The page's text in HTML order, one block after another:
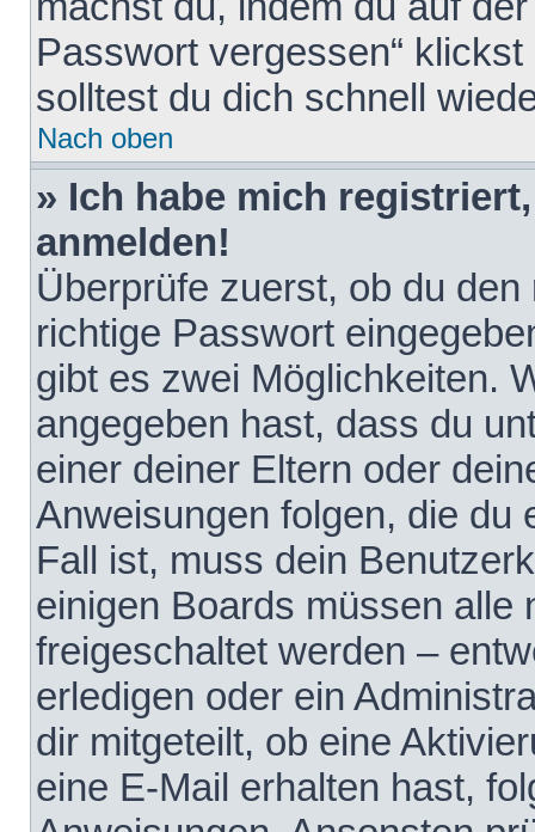
Passwort vergessen“
solltest du dich schnell
Nach oben
» Ich habe mich
anmelden!
Überprüfe zuerst, ob du
richtige Passwort
gibt es zwei Möglichkeiten.
angegeben hast, dass du
einer deiner Eltern oder
Anweisungen folgen, die du
Fall ist, muss dein
einigen Boards müssen alle
freigeschaltet werden –
erledigen oder ein
dir mitgeteilt, ob eine
eine E-Mail erhalten hast,